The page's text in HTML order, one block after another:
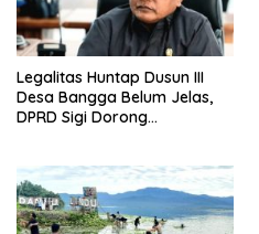
Legalitas Huntap Dusun III
Desa Bangga Belum Jelas,
DPRD Sigi Dorong